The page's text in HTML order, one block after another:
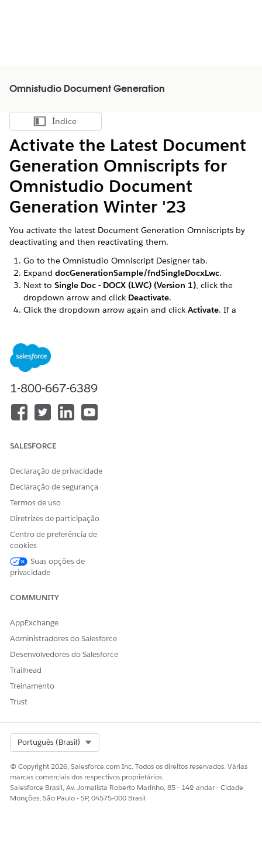
Omnistudio Document Generation
Mostrar índice
Índice
Activate the Latest Document
Generation Omniscripts for
Omnistudio Document
Generation Winter '23
You activate the latest Document Generation Omniscripts by
deactivating and then reactivating them.
Go to the Omnistudio Omniscript Designer tab.
Expand docGenerationSample/fndSingleDocxLwc.
Next to Single Doc - DOCX (LWC) (Version 1), click the
dropdown arrow and click Deactivate.
Click the dropdown arrow again and click Activate. If a
docGenerationSample/fndSingleDocxServersideLwc,
docGenerationSample/fndMultiDocxLwc, and
docGenerationSample/fndMultiPDFConvertLwc
Omniscripts.
1-800-667-6389
SALESFORCE
Declaração de privacidade
Declaração de segurança
Termos de uso
Diretrizes de participação
Centro de preferência de
cookies
Suas opções de
privacidade
COMMUNITY
AppExchange
Administradores do Salesforce
Desenvolvedores do Salesforce
Trailhead
Treinamento
Trust
Português (Brasil)
© Copyright 2026, Salesforce.com Inc. Todos os direitos reservados. Várias
marcas comerciais dos respectivos proprietários.
Salesforce Brasil, Av. Jornalista Roberto Marinho, 85 - 14º andar - Cidade
Monções, São Paulo - SP, 04575-000 Brasil